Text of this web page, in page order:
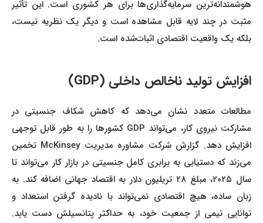
هوشمندانه‌ترین سرمایه‌گذاری‌ها برای هر کشوری است. این تأثیر
مثبت در چند لایه قابل مشاهده است و دیگر یک نظریه نیست،
بلکه یک واقعیت اقتصادی اثبات‌شده است.
افزایش تولید ناخالص داخلی (GDP)
مطالعات متعدد نشان می‌دهد که کاهش شکاف جنسیتی در
مشارکت نیروی کار، می‌تواند GDP کشورها را به طور قابل توجهی
افزایش دهد. گزارش شرکت مشاوره مدیریت McKinsey تخمین
می‌زند که دستیابی به برابری کامل جنسیتی در بازار کار می‌تواند تا
سال ۲۰۲۵، مبلغ ۲۸ تریلیون دلار به اقتصاد جهانی اضافه کند. به
زبان ساده، هیچ اقتصادی نمی‌تواند با نادیده گرفتن استعداد و
توانایی نیمی از جمعیت خود، به حداکثر پتانسیلش دست یابد.